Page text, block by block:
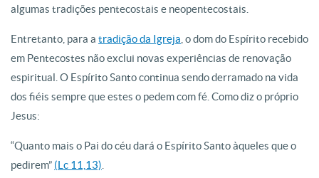
algumas tradições pentecostais e neopentecostais.
Entretanto, para a tradição da Igreja , o dom do Espírito recebido
em Pentecostes não exclui novas experiências de renovação
espiritual. O Espírito Santo continua sendo derramado na vida
dos fiéis sempre que estes o pedem com fé. Como diz o próprio
Jesus:
“Quanto mais o Pai do céu dará o Espírito Santo àqueles que o
pedirem” (Lc 11,13)